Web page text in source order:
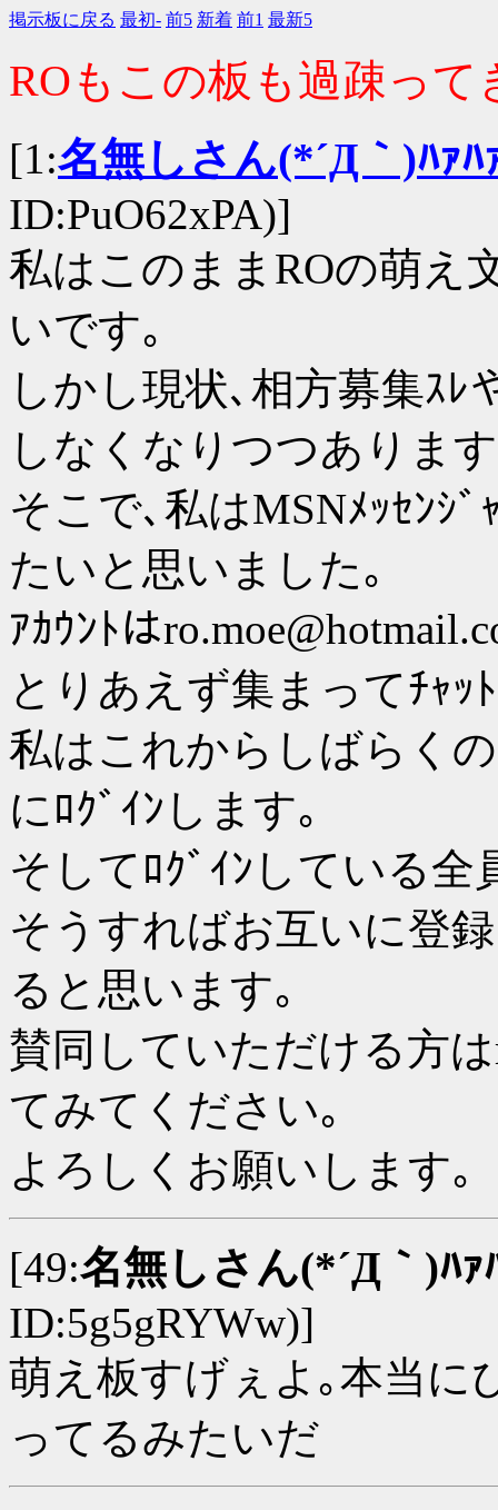
掲示板に戻る 最初- 前5 新着 前1 最新5
ROもこの板も過疎って
[1:名無しさん(*´Д｀)ﾊｧﾊ
ID:PuO62xPA)]
私はこのままROの萌え
いです｡
しかし現状､相方募集ｽﾚ
しなくなりつつありま
そこで､私はMSNﾒｯｾﾝｼ
たいと思いました｡
ｱｶｳﾝﾄは
とりあえず集まってﾁｬｯ
私はこれからしばらく
にﾛｸﾞｲﾝします｡
そしてﾛｸﾞｲﾝしている
そうすればお互いに登
ると思います｡
賛同していただける方
てみてください｡
よろしくお願いします｡
[49:名無しさん(*´Д｀)ﾊｧ
ID:5g5gRYWw)]
萌え板すげぇよ｡本当に
ってるみたいだ